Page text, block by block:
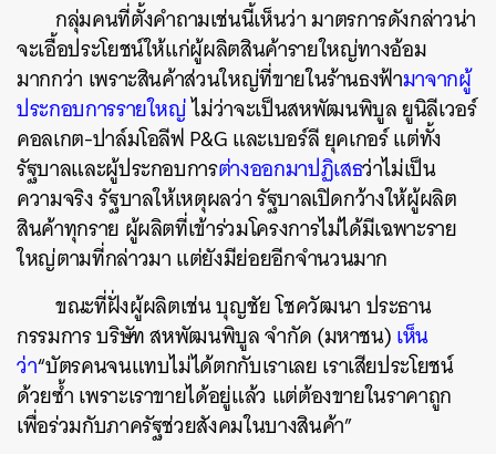
กลุ่มคนที่ตั้งคำถามเช่นนี้เห็นว่า มาตรการดังกล่าวน่า
จะเอื้อประโยชน์ให้แก่ผู้ผลิตสินค้ารายใหญ่ทางอ้อม
มากกว่า เพราะสินค้าส่วนใหญ่ที่ขายในร้านธงฟ้ามาจากผู้
ประกอบการรายใหญ่ไม่ว่าจะเป็นสหพัฒนพิบูล ยูนิลีเวอร์
คอลเกต-ปาล์มโอลีฟ P&G และเบอร์ลี ยุคเกอร์ แต่ทั้ง
รัฐบาลและผู้ประกอบการต่างออกมาปฏิเสธว่าไม่เป็น
ความจริง รัฐบาลให้เหตุผลว่า รัฐบาลเปิดกว้างให้ผู้ผลิต
สินค้าทุกราย ผู้ผลิตที่เข้าร่วมโครงการไม่ได้มีเฉพาะราย
ใหญ่ตามที่กล่าวมา แต่ยังมีย่อยอีกจำนวนมาก
ขณะที่ฝั่งผู้ผลิตเช่น บุญชัย โชควัฒนา ประธาน
กรรมการ บริษัท สหพัฒนพิบูล จำกัด (มหาชน)เห็น
ว่า“บัตรคนจนแทบไม่ได้ตกกับเราเลย เราเสียประโยชน์
ด้วยซ้ำ เพราะเราขายได้อยู่แล้ว แต่ต้องขายในราคาถูก
เพื่อร่วมกับภาครัฐช่วยสังคมในบางสินค้า”